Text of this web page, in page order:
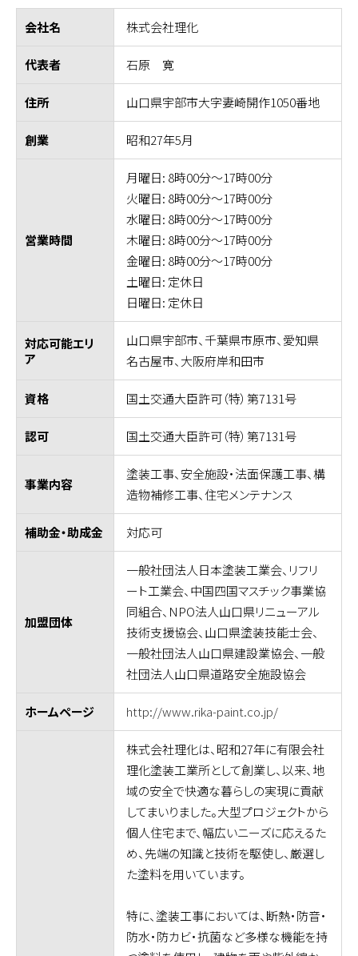
会社名 株式会社理化
代表者 石原 寛
住所 山口県宇部市大字妻崎開作1050番地
創業 昭和27年5月
営業時間
月曜日: 8時00分～17時00分
火曜日: 8時00分～17時00分
水曜日: 8時00分～17時00分
木曜日: 8時00分～17時00分
金曜日: 8時00分～17時00分
土曜日: 定休日
日曜日: 定休日
対応可能エリ
ア
山口県宇部市、千葉県市原市、愛知県
名古屋市、大阪府岸和田市
資格 国土交通大臣許可（特）第7131号
認可 国土交通大臣許可（特）第7131号
事業内容
塗装工事、安全施設・法面保護工事、構
造物補修工事、住宅メンテナンス
補助金・助成金 対応可
加盟団体
一般社団法人日本塗装工業会、リフリ
ート工業会、中国四国マスチック事業協
同組合、NPO法人山口県リニューアル
技術支援協会、山口県塗装技能士会、
一般社団法人山口県建設業協会、一般
社団法人山口県道路安全施設協会
ホームページ http://www.rika-paint.co.jp/
株式会社理化は、昭和27年に有限会社
理化塗装工業所として創業し、以来、地
域の安全で快適な暮らしの実現に貢献
してまいりました。大型プロジェクトから
個人住宅まで、幅広いニーズに応えるた
め、先端の知識と技術を駆使し、厳選し
た塗料を用いています。
特に、塗装工事においては、断熱・防音・
防水・防カビ・抗菌など多様な機能を持